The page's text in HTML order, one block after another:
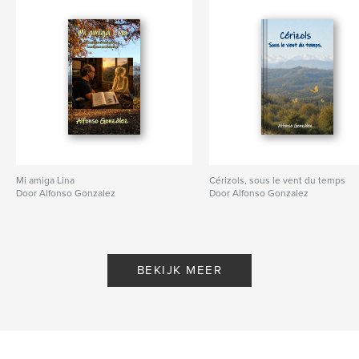
Projectoptie:13×20 cm
Aantal pagina's:252
Paperback: 9798260920657
Datum publiceren:dec 12, 2025
French
photographie amour poésie
Mi amiga Lina
Door Alfonso Gonzalez
Cérizols, sous le vent du temps
Door Alfonso Gonzalez
BEKIJK MEER